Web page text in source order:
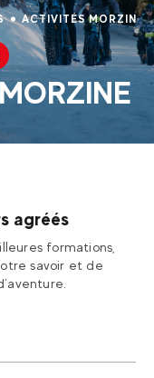
ACTIVITÉS MORZINE
agréés
formations,
savoir et de